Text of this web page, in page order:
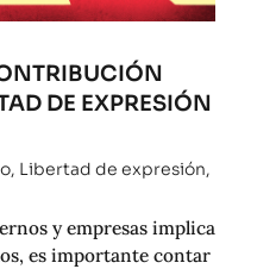
DE EXPRESIÓN
, Libertad de expresión,
y empresas implica
es importante contar